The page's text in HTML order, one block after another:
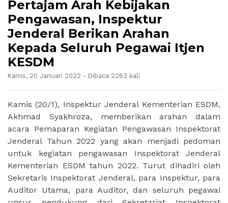
Pertajam Arah Kebijakan
Pengawasan, Inspektur
Jenderal Berikan Arahan
Kepada Seluruh Pegawai Itjen
KESDM
Kamis, 20 Januari 2022 - Dibaca 2263 kali
Kamis (20/1), Inspektur Jenderal Kementerian ESDM,
Akhmad Syakhroza, memberikan arahan dalam
acara Pemaparan Kegiatan Pengawasan Inspektorat
Jenderal Tahun 2022 yang akan menjadi pedoman
untuk kegiatan pengawasan Inspektorat Jenderal
Kementerian ESDM tahun 2022. Turut dihadiri oleh
Sekretaris Inspektorat Jenderal, para Inspektur, para
Auditor Utama, para Auditor, dan seluruh pegawai